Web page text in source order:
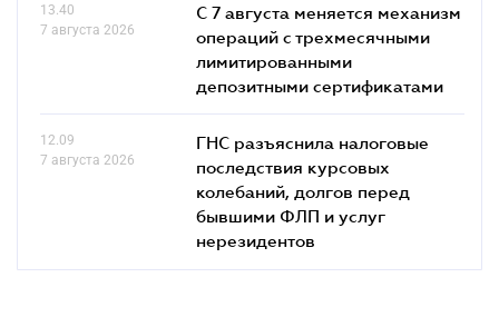
13.40
7 августа 2026
С 7 августа меняется механизм
операций с трехмесячными
лимитированными
депозитными сертификатами
12.09
7 августа 2026
ГНС разъяснила налоговые
последствия курсовых
колебаний, долгов перед
бывшими ФЛП и услуг
нерезидентов